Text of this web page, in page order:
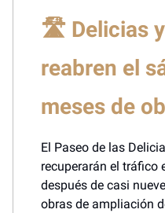
🛣️ Delicias
reabren el
meses de
El Paseo de las
recuperarán el tráfico
después de casi
obras de ampliación